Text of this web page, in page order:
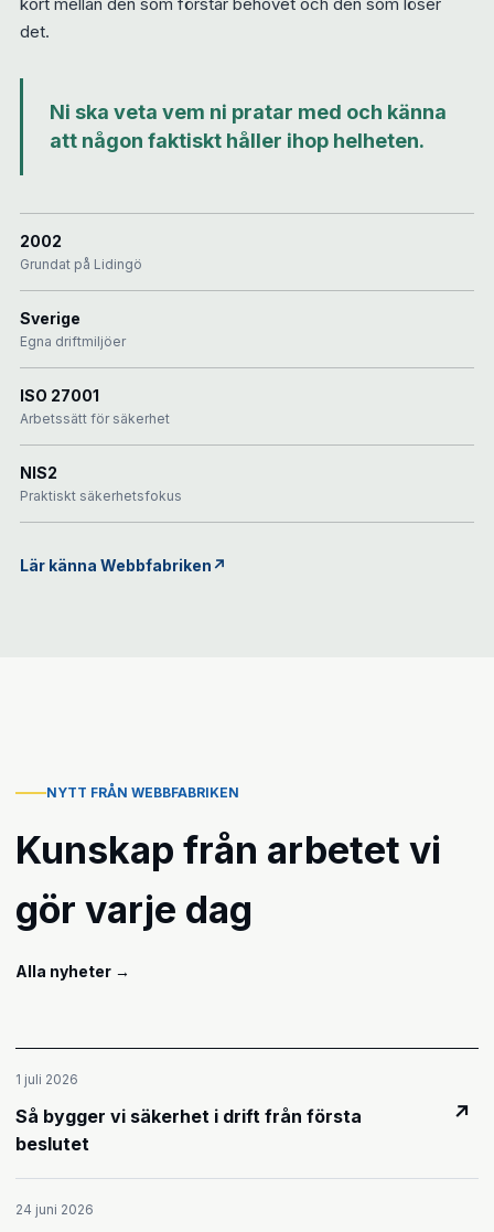
kort mellan den som förstår behovet och den som löser
det.
Ni ska veta vem ni pratar med och känna
att någon faktiskt håller ihop helheten.
2002
Grundat på Lidingö
Sverige
Egna driftmiljöer
ISO 27001
Arbetssätt för säkerhet
NIS2
Praktiskt säkerhetsfokus
Lär känna Webbfabriken↗
NYTT FRÅN WEBBFABRIKEN
Kunskap från arbetet vi
gör varje dag
Alla nyheter →
1 juli 2026
Så bygger vi säkerhet i drift från första
beslutet
↗
24 juni 2026